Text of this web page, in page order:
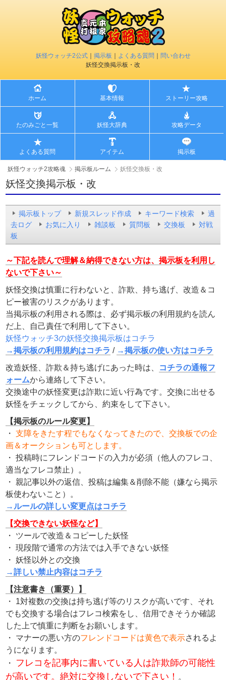
妖怪ウォッチ2公式｜ 掲示板 よくある質問
問い合わせ
妖怪交換掲示板・改
ホーム 基本情報 ストーリー攻略
たのみごと一覧 妖怪大辞典 攻略データ
よくある質問 アイテム 掲示板
妖怪ウォッチ2攻略魂 掲示板ルーム 妖怪交換板・改
妖怪交換掲示板・改
掲示板トップ 新規スレッド作成 キーワード検索
過
去ログ
お気に入り 雑談板 質問板 交換板
対戦
板
～下記を読んで理解＆納得できない方は、掲示板を利用し
ないで下さい～
妖怪交換は慎重に行わないと、詐欺、持ち逃げ、改造＆コ
ピー被害のリスクがあります。
当掲示板の利用される際は、必ず掲示板の利用規約を読ん
だ上、自己責任で利用して下さい。
妖怪ウォッチ3の妖怪交換掲示板はコチラ
→掲示板の利用規約はコチラ / →掲示板の使い方はコチラ
改造妖怪、詐欺＆持ち逃げにあった時は、
コチラの通報フ
ォームから連絡して下さい。
交換途中の妖怪変更は詐欺に近い行為です。交換に出せる
妖怪をチェックしてから、約束をして下さい。
【掲示板のルール変更】
・支障をきたす程でもなくなってきたので、交換板での企
画＆オークションも可とします。
・ 投稿時にフレンドコードの入力が必須（他人のフレコ、
適当なフレコ禁止）。
・ 親記事以外の返信、投稿は編集＆削除不能（嫌なら掲示
板使わないこと）。
→ルールの詳しい変更点はコチラ
【交換できない妖怪など】
・ ツールで改造＆コピーした妖怪
・ 現段階で通常の方法では入手できない妖怪
・ 妖怪以外との交換
→詳しい禁止内容はコチラ
【注意書き（重要）】
・ 1対複数の交換は持ち逃げ等のリスクが高いです、それ
でも交換する場合はフレコ検索をし、信用できそうか確認
した上で慎重に判断をお願いします。
・ マナーの悪い方のフレンドコードは黄色で表示されるよ
うになります。
・
フレコを記事内に書いている人は詐欺師の可能性
が高いです。絶対に交換しないで下さい！ 。